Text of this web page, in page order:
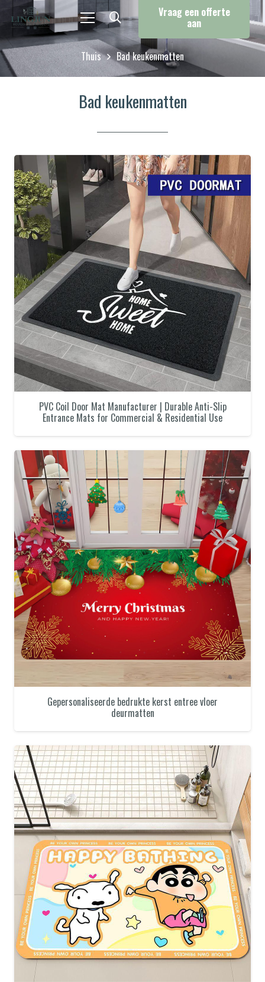
Vraag een offerte
aan
Thuis Bad keukenmatten
Bad keukenmatten
PVC Coil Door Mat Manufacturer | Durable Anti-Slip
Entrance Mats for Commercial & Residential Use
Gepersonaliseerde bedrukte kerst entree vloer
deurmatten